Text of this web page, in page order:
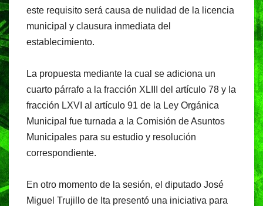
este requisito será causa de nulidad de la licencia
municipal y clausura inmediata del
establecimiento.
La propuesta mediante la cual se adiciona un
cuarto párrafo a la fracción XLIII del artículo 78 y la
fracción LXVI al artículo 91 de la Ley Orgánica
Municipal fue turnada a la Comisión de Asuntos
Municipales para su estudio y resolución
correspondiente.
En otro momento de la sesión, el diputado José
Miguel Trujillo de Ita presentó una iniciativa para